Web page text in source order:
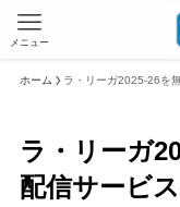
メニュー
ホーム ラ・リーガ2025-26を
ラ・リーガ
配信サービ